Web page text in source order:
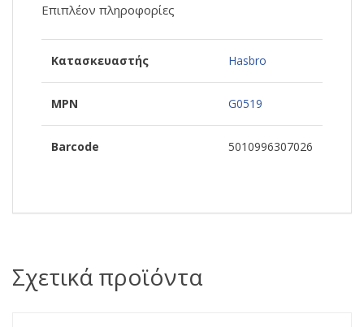
Επιπλέον πληροφορίες
Κατασκευαστής Hasbro
MPN G0519
Barcode 5010996307026
Σχετικά προϊόντα